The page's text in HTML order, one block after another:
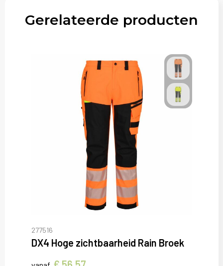
Gerelateerde producten
277516
DX4 Hoge zichtbaarheid Rain Broek